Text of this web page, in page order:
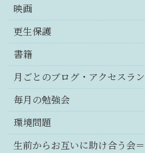
映画
更生保護
書籍
月ごとのブログ・アクセスラ
毎月の勉強会
環境問題
生前からお互いに助け合う会